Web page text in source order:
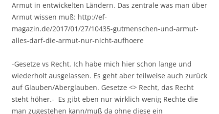
Armut in entwickelten Ländern. Das zentrale was man über
Armut wissen muß: http://ef-
magazin.de/2017/01/27/10435-gutmenschen-und-armut-
alles-darf-die-armut-nur-nicht-aufhoere
-Gesetze vs Recht. Ich habe mich hier schon lange und
wiederholt ausgelassen. Es geht aber teilweise auch zurück
auf Glauben/Aberglauben. Gesetze <> Recht, das Recht
steht höher.- Es gibt eben nur wirklich wenig Rechte die
man zugestehen kann/muß da ohne diese ein